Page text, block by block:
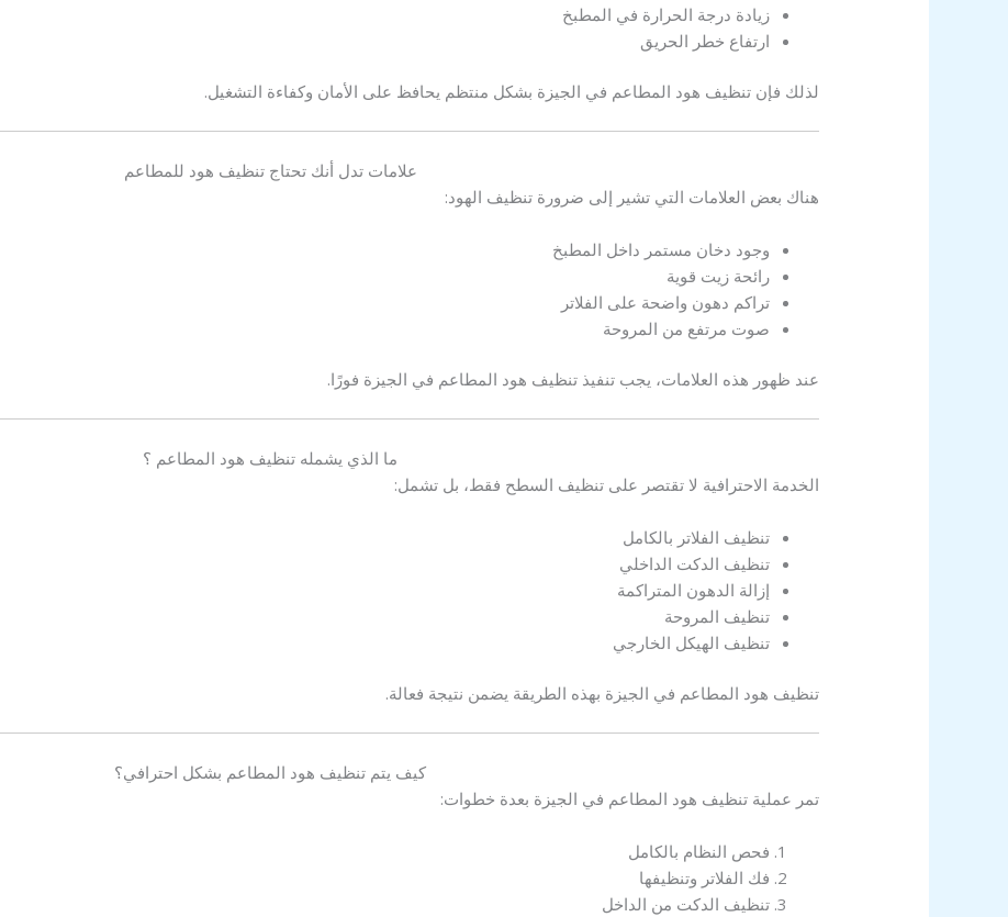
زيادة درجة الحرارة في المطبخ
ارتفاع خطر الحريق
لذلك فإن تنظيف هود المطاعم في الجيزة بشكل منتظم يحافظ على الأمان وكفاءة التشغيل.
علامات تدل أنك تحتاج تنظيف هود للمطاعم
هناك بعض العلامات التي تشير إلى ضرورة تنظيف الهود:
وجود دخان مستمر داخل المطبخ
رائحة زيت قوية
تراكم دهون واضحة على الفلاتر
صوت مرتفع من المروحة
عند ظهور هذه العلامات، يجب تنفيذ تنظيف هود المطاعم في الجيزة فورًا.
ما الذي يشمله تنظيف هود المطاعم ؟
الخدمة الاحترافية لا تقتصر على تنظيف السطح فقط، بل تشمل:
تنظيف الفلاتر بالكامل
تنظيف الدكت الداخلي
إزالة الدهون المتراكمة
تنظيف المروحة
تنظيف الهيكل الخارجي
تنظيف هود المطاعم في الجيزة بهذه الطريقة يضمن نتيجة فعالة.
كيف يتم تنظيف هود المطاعم بشكل احترافي؟
تمر عملية تنظيف هود المطاعم في الجيزة بعدة خطوات:
فحص النظام بالكامل
فك الفلاتر وتنظيفها
تنظيف الدكت من الداخل